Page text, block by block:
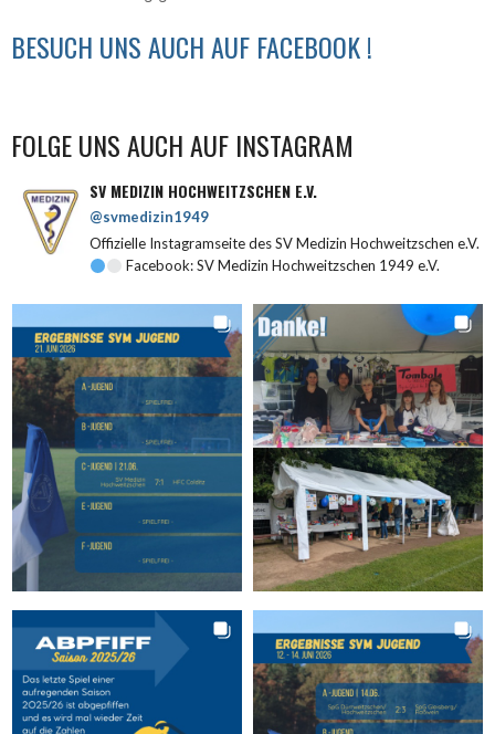
BESUCH UNS AUCH AUF FACEBOOK !
FOLGE UNS AUCH AUF INSTAGRAM
SV MEDIZIN HOCHWEITZSCHEN E.V.
@svmedizin1949
Offizielle Instagramseite des SV Medizin Hochweitzschen e.V.
Facebook: SV Medizin Hochweitzschen 1949 e.V.